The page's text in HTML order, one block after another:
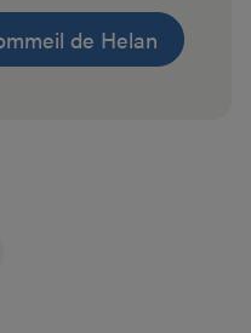
de Helan